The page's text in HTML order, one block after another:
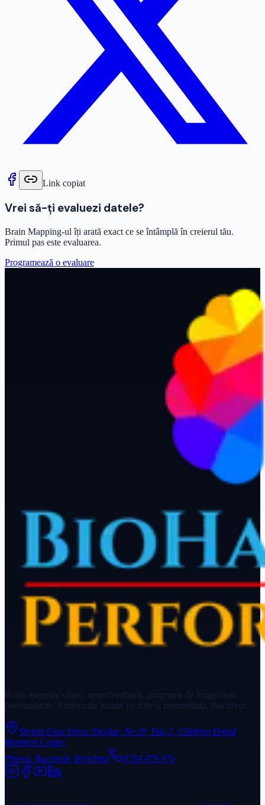
Link copiat
Vrei să-ți evaluezi datele?
Brain Mapping-ul îți arată exact ce se întâmplă în creierul tău.
Primul pas este evaluarea.
Programează o evaluare
Brain mapping clinic, neurofeedback, programe de longevitate
personalizate. Protocoale bazate pe date și neuroștiință. București.
Strada Erou Iancu Nicolae, Nr 29, Etaj 3, Clădirea David
Business Center,
Pipera, București, România
0754 479 976